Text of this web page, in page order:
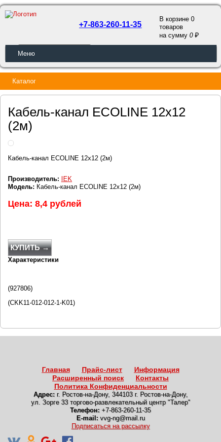
ОБРАТНЫЙ ЗВОНОК
+7-863-260-11-35
В корзине 0
товаров
на сумму0
Меню
Каталог
Кабель-канал ECOLINE 12х12
(2м)
Кабель-канал ECOLINE 12х12 (2м)
Производитель:
IEK
Модель: Кабель-канал ECOLINE 12х12 (2м)
Цена: 8,4 рублей
КУПИТЬ →
Характеристики
(927806)
(CKK11-012-012-1-K01)
Главная Прайс-лист
Информация
Расширенный поиск
Контакты
Политика Конфиденциальности
Адрес: г. Ростов-на-Дону, 344103 г. Ростов-на-Дону,
ул. Зорге 33 торгово-развлекательный центр "Талер"
Телефон: +7-863-260-11-35
E-mail: vvg-ng@mail.ru
Подписаться на рассылку